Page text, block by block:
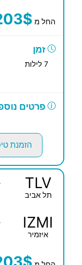
החל מ
זמן
7 לילות
פרטים
הזמנת
TLV
תל אביב
IZMI
איזמיר